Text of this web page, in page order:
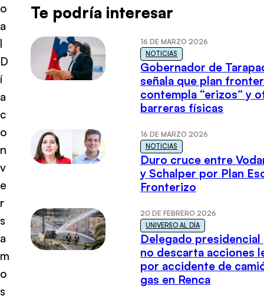
o
a
l
D
í
a
c
o
n
v
e
r
s
a
m
o
s
Te podría interesar
16 DE MARZO 2026
NOTICIAS
Gobernador de
señala que plan
contempla “erizos” y
barreras físicas
16 DE MARZO 2026
NOTICIAS
Duro cruce entre
y Schalper por Plan
Fronterizo
20 DE FEBRERO 2026
UNIVERSO AL DÍA
Delegado presidencial
no descarta acciones
por accidente de
gas en Renca